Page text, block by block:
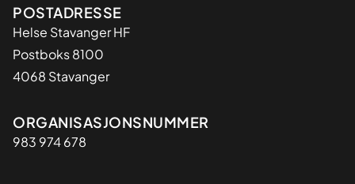
Adresse
POSTADRESSE
Helse Stavanger HF
Postboks 8100
4068 Stavanger
Organisasjon
ORGANISASJONSNUMMER
983 974 678